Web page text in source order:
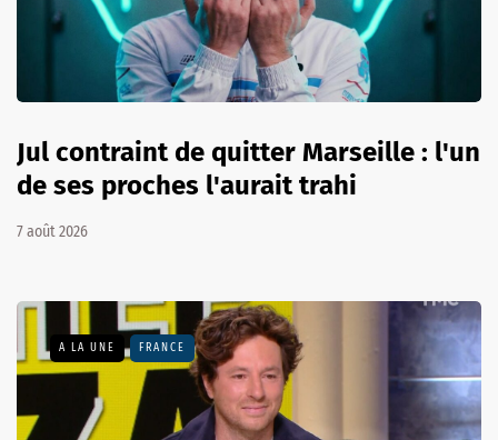
Jul contraint de quitter Marseille : l'un
de ses proches l'aurait trahi
7 août 2026
A LA UNE FRANCE